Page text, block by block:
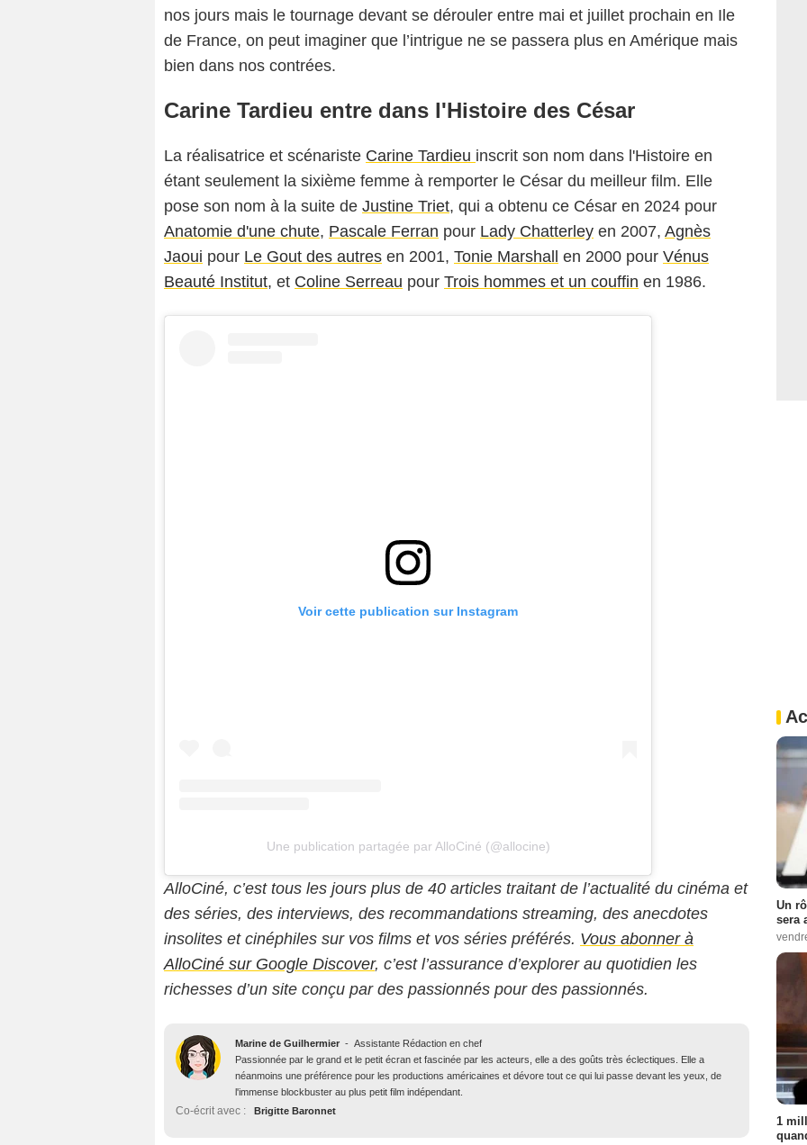
nos jours mais le tournage devant se dérouler entre mai et juillet prochain en Ile
de France, on peut imaginer que l’intrigue ne se passera plus en Amérique mais
bien dans nos contrées.
Carine Tardieu entre dans l'Histoire des César
La réalisatrice et scénariste Carine Tardieu inscrit son nom dans l'Histoire en
étant seulement la sixième femme à remporter le César du meilleur film. Elle
pose son nom à la suite de Justine Triet, qui a obtenu ce César en 2024 pour
Anatomie d'une chute, Pascale Ferran pour Lady Chatterley en 2007, Agnès
Jaoui pour Le Gout des autres en 2001, Tonie Marshall en 2000 pour Vénus
Beauté Institut, et Coline Serreau pour Trois hommes et un couffin en 1986.
Voir cette publication sur Instagram
Une publication partagée par AlloCiné (@allocine)
AlloCiné, c’est tous les jours plus de 40 articles traitant de l’actualité du cinéma et
des séries, des interviews, des recommandations streaming, des anecdotes
insolites et cinéphiles sur vos films et vos séries préférés. Vous abonner à
AlloCiné sur Google Discover, c’est l’assurance d’explorer au quotidien les
richesses d’un site conçu par des passionnés pour des passionnés.
Marine de Guilhermier - Assistante Rédaction en chef
Passionnée par le grand et le petit écran et fascinée par les acteurs, elle a des goûts très éclectiques. Elle a
néanmoins une préférence pour les productions américaines et dévore tout ce qui lui passe devant les yeux, de
l'immense blockbuster au plus petit film indépendant.
Co-écrit avec : Brigitte Baronnet
Un
sera
1